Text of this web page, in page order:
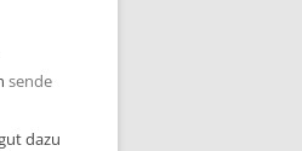
sende
dazu